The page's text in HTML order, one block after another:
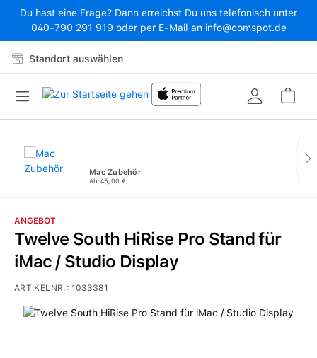
Zum Hauptinhalt springen
Du hast eine Frage? Dann erreichst Du uns telefonisch unter
040-790 291 919 oder per E-Mail an info@comspot.de
Standort auswählen
Mac Zubehör
Ab 45,00 €
Bildergalerie überspringen
ANGEBOT
Twelve South HiRise Pro Stand für
iMac / Studio Display
ARTIKELNR.:1033381